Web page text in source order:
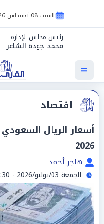
السبت 08 أغسطس 2026
رئيس مجلس الإدارة
محمد جودة الشاعر
اقتصاد
2026
هاجر أحمد
الجمعة 03/يوليو/2026 - 11:30 ص